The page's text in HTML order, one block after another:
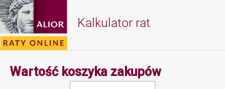
Kalkulator rat
Wartość koszyka zakupówMinimalna